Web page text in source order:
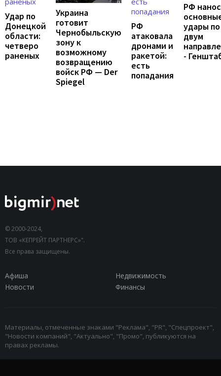
Удар по
Донецкой
области:
четверо
раненых
Украина
готовит
Чернобыльскую
зону к
возможному
возвращению
войск РФ — Der
Spiegel
РФ
атаковала
дронами и
ракетой:
есть
попадания
РФ
удары по
двум
-
© 2000-2024,
ТОВ «КЕПРЕЙТ ПАРТНЕРС»".
Все права защищены.
Афиша
Недвижимость
Новости
Финансы
Материалы, отмеченные знаками "Реклама", "PR", "Спецпроект",
"Новости компаний", "Актуально", "Промо", публикуются на
правах рекламы.